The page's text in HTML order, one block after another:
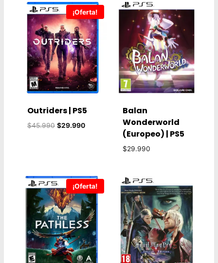
¡Oferta!
Outriders | PS5
$45.990 El
$29.990El
Balan
Wonderworld
(Europeo) | PS5
$29.990
¡Oferta!